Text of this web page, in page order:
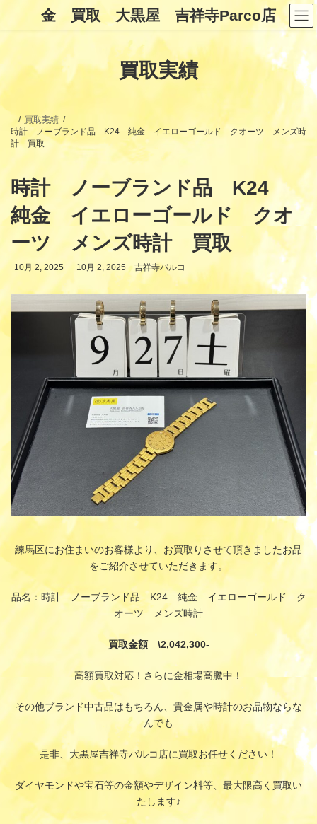
ン
キ
ッ
ー
に
移
金 買取 大黒屋 吉祥寺Parco店
買取実績
買取実績
時計 ノーブランド品 K24 純金 イエローゴールド クオーツ メンズ時
計 買取
時計 ノーブランド品 K24
純金 イエローゴールド クオ
ーツ メンズ時計 買取
10月 2, 2025
最
更
日
時
:
10月 2, 2025 吉祥寺パルコ
練馬区にお住まいのお客様より、お買取りさせて頂きましたお品
をご紹介させていただきます。
品名：時計 ノーブランド品 K24 純金 イエローゴールド ク
オーツ メンズ時計
買取金額 \2,042,300-
高額買取対応！さらに金相場高騰中！
その他ブランド中古品はもちろん、貴金属や時計のお品物ならな
んでも
是非、大黒屋吉祥寺パルコ店に買取お任せください！
ダイヤモンドや宝石等の金額やデザイン料等、最大限高く買取い
たします♪